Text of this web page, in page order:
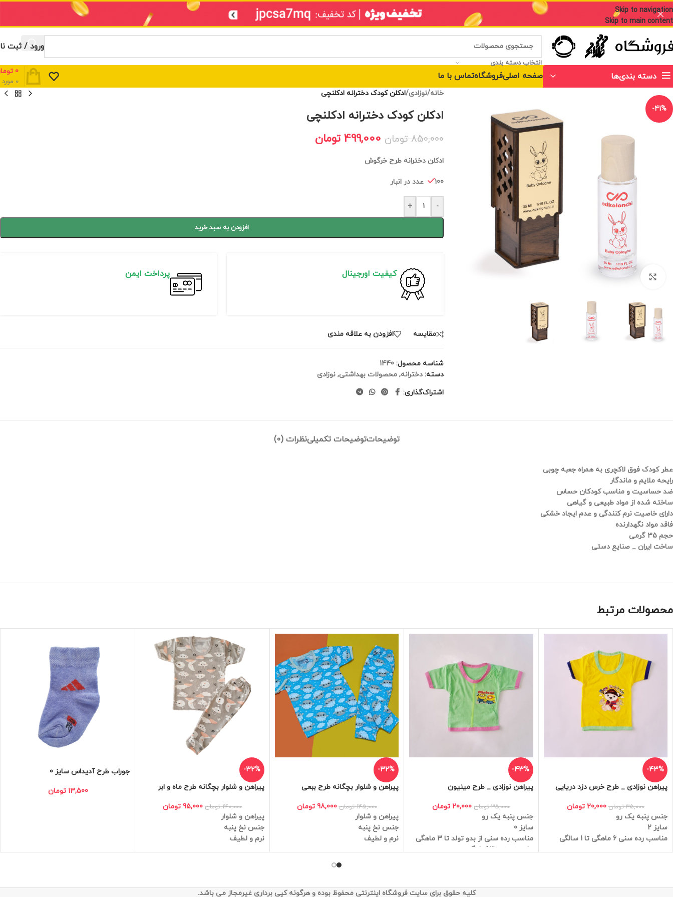
Skip to navigation
Skip to main content
انتخاب دسته بندی
ورود / ثبت
دسته بندی‌ها صفحه اصلیفروشگاهتماس با ما 0 مورد
0
-41%
برای بزرگنمایی کلیک کنید
خانه/نوزادی/ادکلن کودک دخترانه ادکلنچی
ادکلن کودک دخترانه ادکلنچی
850,000 تومان 499,000 تومان
ادکلن دخترانه طرح خرگوش
100 عدد در انبار
-
+
افزودن به سبد خرید
کیفیت اورجینال پرداخت ایمن
مقايسه افزودن به علاقه مندی
شناسه محصول: 1440
دسته: دخترانه, محصولات بهداشتی, نوزادی
اشتراک‌گذاری:
توضیحاتتوضیحات تکمیلینظرات (0)
عطر کودک فوق لاکچری به همراه جعبه چوبی
رایحه ملایم و ماندگار
ضد حساسیت و مناسب کودکان حساس
ساخته شده از مواد طبیعی و گیاهی
دارای خاصیت نرم کنندگی و عدم ایجاد خشکی
فاقد مواد نگهدارنده
حجم 35 گرمی
ساخت ایران _ صنایع دستی
محصولات مرتبط
-43%
پیراهن نوزادی _ طرح خرس دزد دریایی
35,000 تومان 20,000 تومان
جنس پنبه یک رو
سایز 2
مناسب رده سنی 6 ماهگی تا 1 سالگی
-43%
پیراهن نوزادی _ طرح مینیون
35,000 تومان 20,000 تومان
جنس پنبه یک رو
سایز 0
مناسب رده سنی از بدو تولد تا 3 ماهگی
برای وزن زیر 3 کیلوگرم
-32%
پیراهن و شلوار بچگانه طرح ببعی
145,000 تومان 98,000 تومان
پیراهن و شلوار
جنس نخ پنبه
نرم و لطیف
-32%
پیراهن و شلوار بچگانه طرح ماه و ابر
140,000 تومان 95,000 تومان
پیراهن و شلوار
جنس نخ پنبه
نرم و لطیف
جوراب طرح آدیداس سایز 0
13,500 تومان
کلیه حقوق برای سایت فروشگاه اینترنتی محفوظ بوده و هرگونه کپی برداری غیرمجاز می باشد.